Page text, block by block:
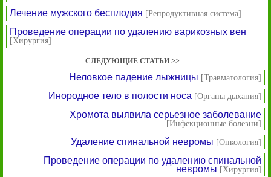
Лечение мужского бесплодия [Репродуктивная система]
Проведение операции по удалению варикозных вен
[Хирургия]
СЛЕДУЮЩИЕ СТАТЬИ >>
Неловкое падение лыжницы [Травматология]
Инородное тело в полости носа [Органы дыхания]
Хромота выявила серьезное заболевание
[Инфекционные болезни]
Удаление спинальной невромы [Онкология]
Проведение операции по удалению спинальной
невромы [Хирургия]